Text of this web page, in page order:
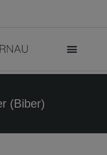
(Biber)